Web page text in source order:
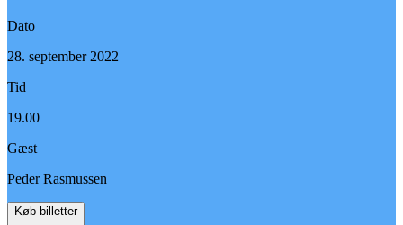
Dato
28. september 2022
Tid
19.00
Gæst
Peder Rasmussen
Køb billetter